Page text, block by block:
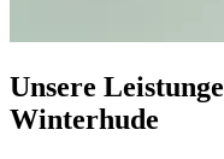
Unsere
Winterhude